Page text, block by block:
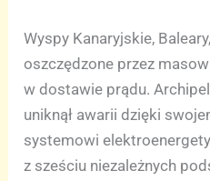
Wyspy Kanaryjskie,
oszczędzone przez
w dostawie prądu.
uniknął awarii dzięki
systemowi
z sześciu niezależnych